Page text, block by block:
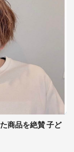
商品を絶賛 子ど